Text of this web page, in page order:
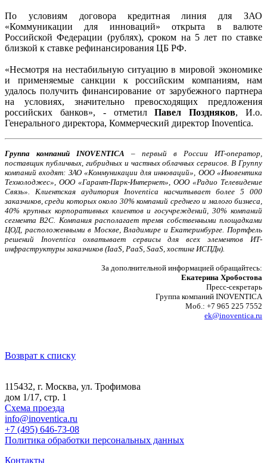
По условиям договора кредитная линия для ЗАО
«Коммуникации для инноваций» открыта в валюте
Российской Федерации (рублях), сроком на 5 лет по ставке
близкой к ставке рефинансирования ЦБ РФ.
«Несмотря на нестабильную ситуацию в мировой экономике
и применяемые санкции к российским компаниям, нам
удалось получить финансирование от зарубежного партнера
на условиях, значительно превосходящих предложения
российских банков», - отметилПавел Поздняков, И.о.
Генерального директора, Коммерческий директор Inoventica.
Группа компаний INOVENTICA – первый в России ИТ-оператор,
поставщик публичных, гибридных и частных облачных сервисов. В Группу
компаний входят: ЗАО «Коммуникации для инноваций», ООО «Иновентика
Технолоджес», ООО «Гарант-Парк-Интернет», ООО «Радио Телевидение
Связь». Клиентская аудитория Inoventica насчитывает более 5 000
заказчиков, среди которых около 30% компаний среднего и малого бизнеса,
40% крупных корпоративных клиентов и госучреждений, 30% компаний
сегмента B2C. Компания располагает тремя собственными площадками
ЦОД, расположенными в Москве, Владимире и Екатеринбурге. Портфель
решений Inoventica охватывает сервисы для всех элементов ИТ-
инфраструктуры заказчиков (IaaS, PaaS, SaaS, хостинг ИСПДн).
За дополнительной информацией обращайтесь:
Екатерина Хробостова
Пресс-секретарь
Группа компаний INOVENTICA
Моб.: +7 965 225 7552
ek@inoventica.ru
Возврат к списку
115432, г. Москва, ул. Трофимова
дом 1/17, стр. 1
Схема проезда
info@inoventica.ru
+7 (495) 646-73-08
Политика обработки персональных данных
Контакты